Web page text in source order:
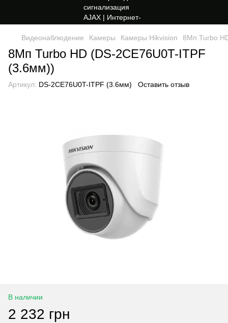
Видеонаблюдение Камеры Камеры Hikvision 8Мп Turbo
8Мп Turbo HD (DS-2CE76U0T-ITPF
(3.6мм))
Артикул: DS-2CE76U0T-ITPF (3.6мм) Оставить отзыв
В наличии
2 232 грн